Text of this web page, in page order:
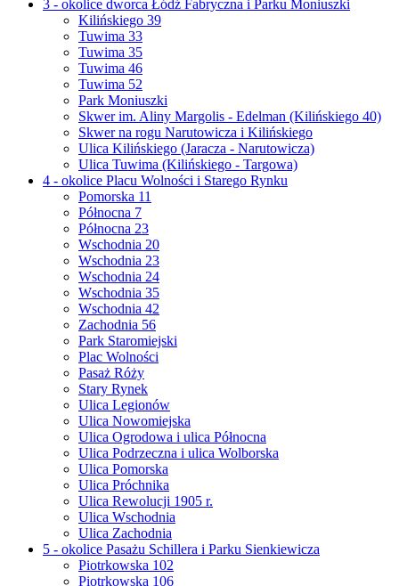
3 - okolice dworca Łódź Fabryczna i Parku Moniuszki
Kilińskiego 39
Tuwima 33
Tuwima 35
Tuwima 46
Tuwima 52
Park Moniuszki
Skwer im. Aliny Margolis - Edelman (Kilińskiego 40)
Skwer na rogu Narutowicza i Kilińskiego
Ulica Kilińskiego (Jaracza - Narutowicza)
Ulica Tuwima (Kilińskiego - Targowa)
4 - okolice Placu Wolności i Starego Rynku
Pomorska 11
Północna 7
Północna 23
Wschodnia 20
Wschodnia 23
Wschodnia 24
Wschodnia 35
Wschodnia 42
Zachodnia 56
Park Staromiejski
Plac Wolności
Pasaż Róży
Stary Rynek
Ulica Legionów
Ulica Nowomiejska
Ulica Ogrodowa i ulica Północna
Ulica Podrzeczna i ulica Wolborska
Ulica Pomorska
Ulica Próchnika
Ulica Rewolucji 1905 r.
Ulica Wschodnia
Ulica Zachodnia
5 - okolice Pasażu Schillera i Parku Sienkiewicza
Piotrkowska 102
Piotrkowska 106